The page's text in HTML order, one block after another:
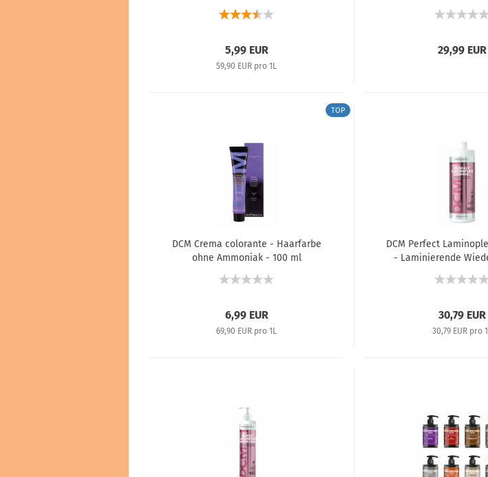
5,99 EUR
59,90 EUR pro 1L
29,99 EUR
TOP
DCM Crema colorante - Haarfarbe
ohne Ammoniak - 100 ml
6,99 EUR
69,90 EUR pro 1L
DCM Perfect
- Laminierende
Extrakt - 1000
30,79 EUR
30,79 EUR pro